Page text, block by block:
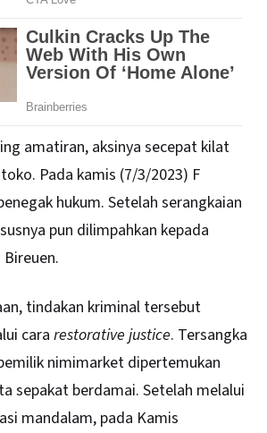
amatiran, aksinya secepat kilat
Pada kamis (7/3/2023) F
hukum. Setelah serangkaian
pun dilimpahkan kepada
tindakan kriminal tersebut
cara restorative justice. Tersangka
nimimarket dipertemukan
sepakat berdamai. Setelah melalui
mandalam, pada Kamis